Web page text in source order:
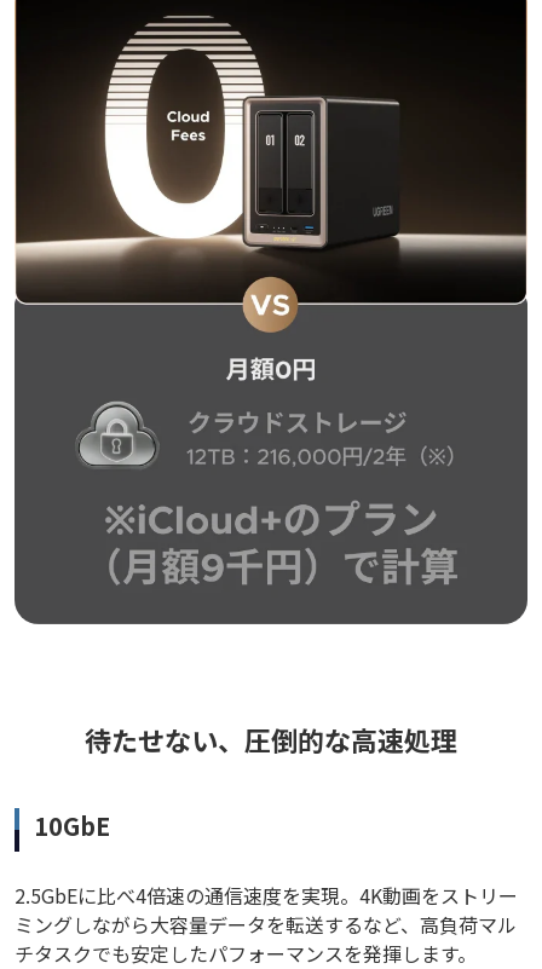
待たせない、圧倒的な高速処理
10GbE
2.5GbEに比べ4倍速の通信速度を実現。4K動画をストリー
ミングしながら大容量データを転送するなど、高負荷マル
チタスクでも安定したパフォーマンスを発揮します。